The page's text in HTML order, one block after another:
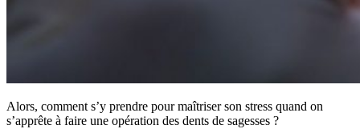
Alors, comment s’y prendre pour maîtriser son stress quand on
s’apprête à faire une opération des dents de sagesses ?